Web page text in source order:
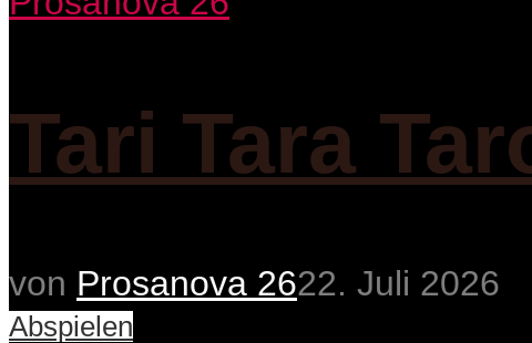
Tari Tara
von Prosanova 2622. Juli 2026
Abspielen